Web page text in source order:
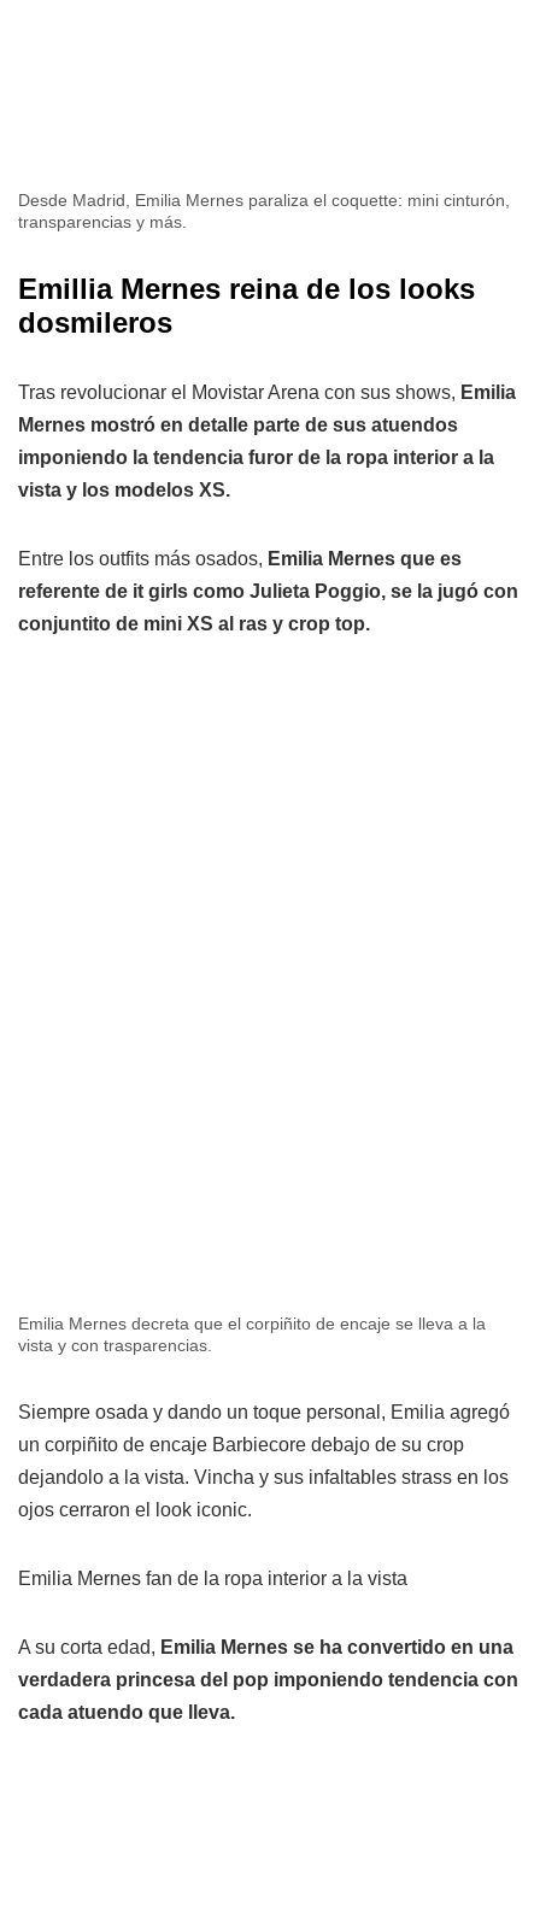
Desde Madrid, Emilia Mernes paraliza el coquette: mini cinturón,
transparencias y más.
Emillia Mernes reina de los looks
dosmileros
Tras revolucionar el Movistar Arena con sus shows, Emilia
Mernes mostró en detalle parte de sus atuendos
imponiendo la tendencia furor de la ropa interior a la
vista y los modelos XS.
Entre los outfits más osados, Emilia Mernes que es
referente de it girls como Julieta Poggio, se la jugó con
conjuntito de mini XS al ras y crop top.
Emilia Mernes decreta que el corpiñito de encaje se lleva a la
vista y con trasparencias.
Siempre osada y dando un toque personal, Emilia agregó
un corpiñito de encaje Barbiecore debajo de su crop
dejandolo a la vista. Vincha y sus infaltables strass en los
ojos cerraron el look iconic.
Emilia Mernes fan de la ropa interior a la vista
A su corta edad, Emilia Mernes se ha convertido en una
verdadera princesa del pop imponiendo tendencia con
cada atuendo que lleva.